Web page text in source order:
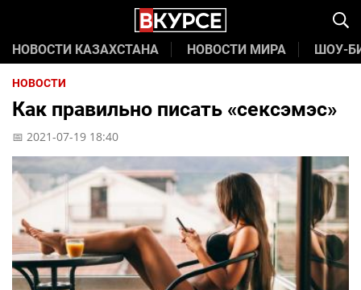
НОВОСТИ КАЗАХСТАНА НОВОСТИ МИРА ШОУ-
НОВОСТИ
Как правильно писать «сексэмэс»
📅 2021-07-19 18:40